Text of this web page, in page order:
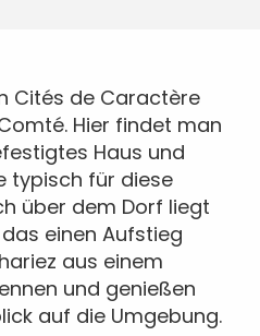
Cités de Caractère
Hier findet man
Haus und
typisch für diese
über dem Dorf liegt
einen Aufstieg
aus einem
und genießen
auf die Umgebung.